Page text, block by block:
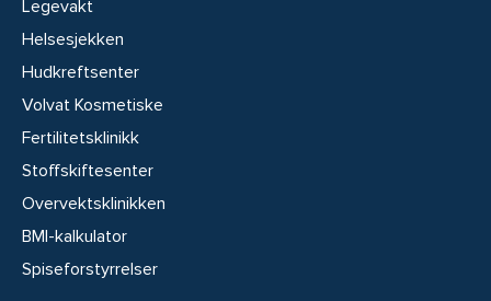
Legevakt
Helsesjekken
Hudkreftsenter
Volvat Kosmetiske
Fertilitetsklinikk
Stoffskiftesenter
Overvektsklinikken
BMI-kalkulator
Spiseforstyrrelser